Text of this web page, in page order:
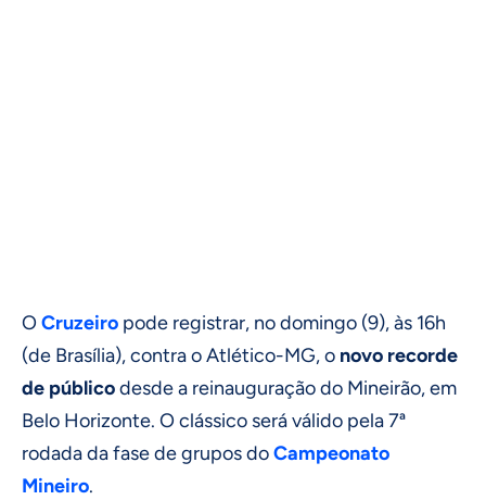
OCruzeiro pode registrar, no domingo (9), às 16h
(de Brasília), contra o Atlético-MG, o novo recorde
de públicodesde a reinauguração do Mineirão, em
Belo Horizonte. O clássico será válido pela 7ª
rodada da fase de grupos doCampeonato
Mineiro.